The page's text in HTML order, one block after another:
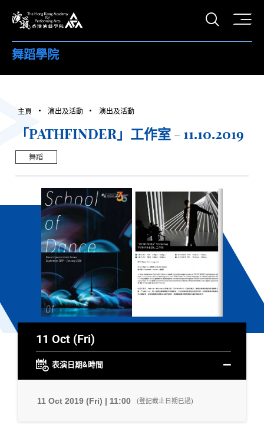
打開
舞蹈學院
主頁 演出及活動 演出及活動
「PATHFINDER」工作室 - 11.10.2019
舞蹈
11 Oct (Fri)
表演日期&時間
11 Oct 2019 (Fri) | 11:00 (登記截止日期已過)